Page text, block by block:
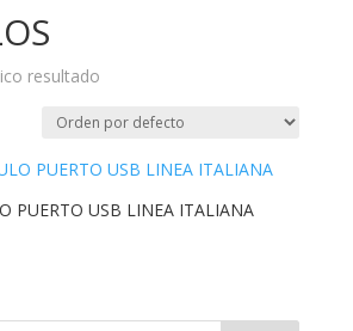
resultado
PUERTO USB LINEA ITALIANA